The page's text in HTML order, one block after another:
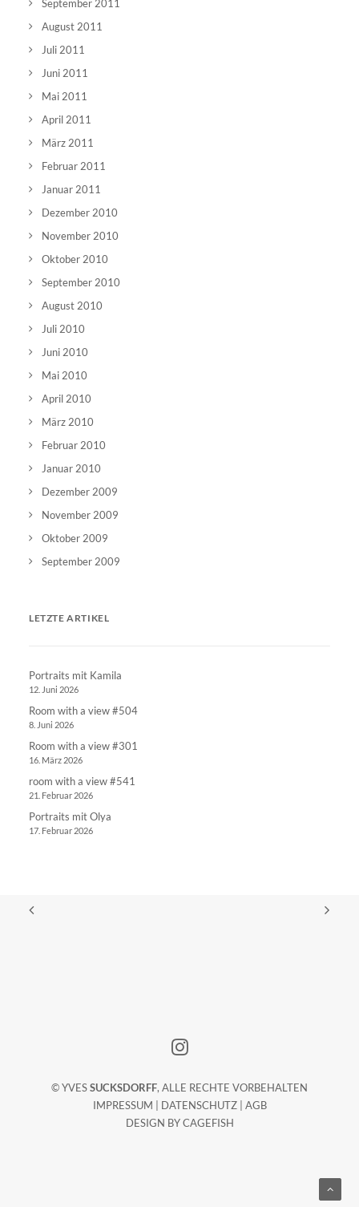
September 2011
August 2011
Juli 2011
Juni 2011
Mai 2011
April 2011
März 2011
Februar 2011
Januar 2011
Dezember 2010
November 2010
Oktober 2010
September 2010
August 2010
Juli 2010
Juni 2010
Mai 2010
April 2010
März 2010
Februar 2010
Januar 2010
Dezember 2009
November 2009
Oktober 2009
September 2009
LETZTE ARTIKEL
Portraits mit Kamila
12. Juni 2026
Room with a view #504
8. Juni 2026
Room with a view #301
16. März 2026
room with a view #541
21. Februar 2026
Portraits mit Olya
17. Februar 2026
© YVESSUCKSDORFF, ALLE RECHTE VORBEHALTEN
IMPRESSUM
DATENSCHUTZ| AGB
DESIGN BYCAGEFISH